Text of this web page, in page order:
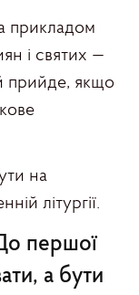
прикладом
і святих —
прийде, якщо
на
літургії.
першої
а бути